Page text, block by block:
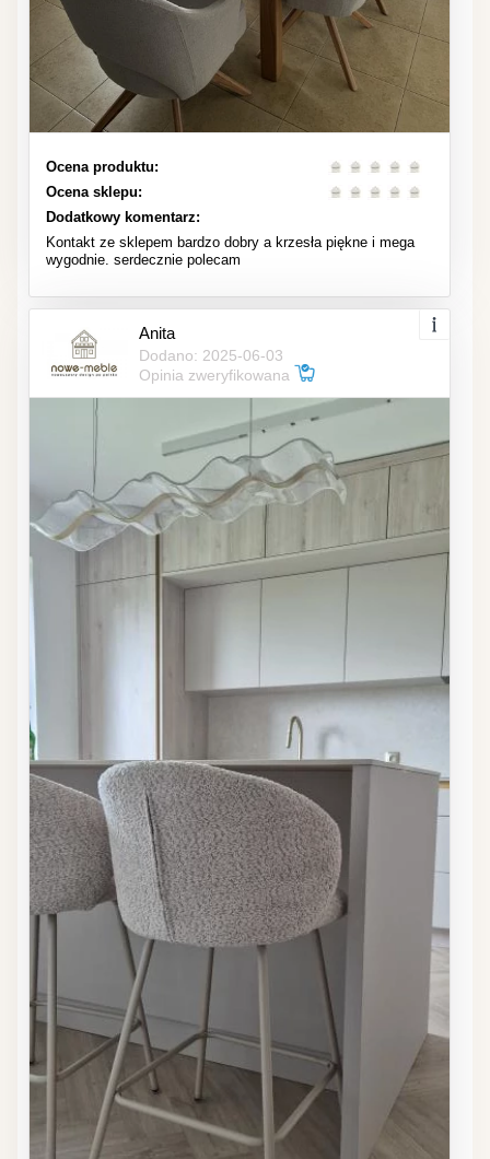
Ocena produktu:
Ocena sklepu:
Dodatkowy komentarz:
Kontakt ze sklepem bardzo dobry a krzesła piękne i mega
wygodnie. serdecznie polecam
Anita
Dodano: 2025-06-03
Opinia zweryfikowana